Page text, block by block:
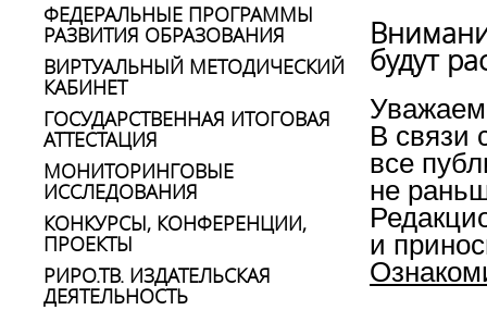
ФЕДЕРАЛЬНЫЕ ПРОГРАММЫ
РАЗВИТИЯ ОБРАЗОВАНИЯ
ВИРТУАЛЬНЫЙ МЕТОДИЧЕСКИЙ
КАБИНЕТ
ГОСУДАРСТВЕННАЯ ИТОГОВАЯ
АТТЕСТАЦИЯ
МОНИТОРИНГОВЫЕ
ИССЛЕДОВАНИЯ
КОНКУРСЫ, КОНФЕРЕНЦИИ,
ПРОЕКТЫ
РИРО.ТВ. ИЗДАТЕЛЬСКАЯ
ДЕЯТЕЛЬНОСТЬ
будут
В связи
все
не
и